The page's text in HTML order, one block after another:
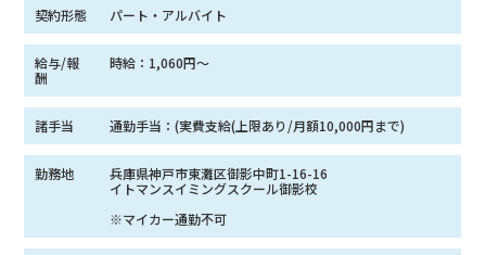
契約形態 パート・アルバイト
給与/報
酬
時給：1,060円〜
諸手当 通勤手当：(実費支給(上限あり/月額10,000円まで)
勤務地
兵庫県神戸市東灘区御影中町1-16-16
イトマンスイミングスクール御影校
※マイカー通勤不可